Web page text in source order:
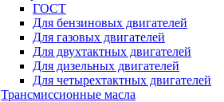
ГОСТ
Для бензиновых двигателей
Для газовых двигателей
Для двухтактных двигателей
Для дизельных двигателей
Для четырехтактных двигателей
Трансмиссионные масла